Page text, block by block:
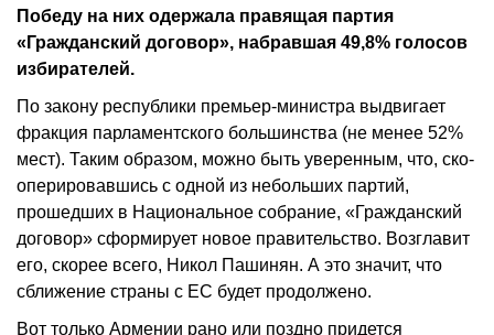
Победу на них одержала правящая партия
«Гражданский договор», набравшая 49,8% голосов
избирателей.
По закону республики премьер-министра выдвигает
фракция парламентского большинства (не менее 52%
мест). Таким образом, можно быть уверенным, что, ско­
оперировавшись с одной из небольших партий,
прошедших в Национальное собрание, «Гражданский
договор» сформирует новое правительство. Возглавит
его, скорее всего, Никол Пашинян. А это значит, что
сближение страны с ЕС будет продолжено.
Вот только Армении рано или поздно придется